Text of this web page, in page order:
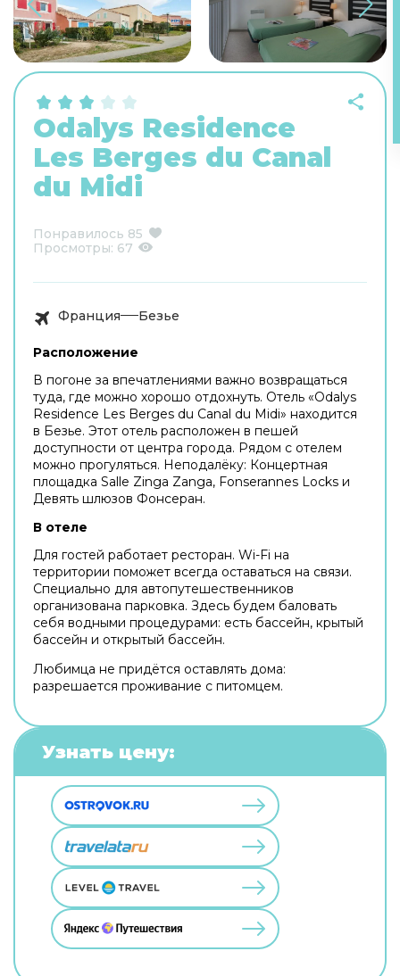
Odalys Residence
Les Berges du Canal
du Midi
Понравилось 85
Просмотры: 67
Франция Безье
Расположение
В погоне за впечатлениями важно возвращаться
туда, где можно хорошо отдохнуть. Отель «Odalys
Residence Les Berges du Canal du Midi» находится
в Безье. Этот отель расположен в пешей
доступности от центра города. Рядом с отелем
можно прогуляться. Неподалёку: Концертная
площадка Salle Zinga Zanga, Fonserannes Locks и
Девять шлюзов Фонсеран.
В отеле
Для гостей работает ресторан. Wi-Fi на
территории поможет всегда оставаться на связи.
Специально для автопутешественников
организована парковка. Здесь будем баловать
себя водными процедурами: есть бассейн, крытый
бассейн и открытый бассейн.
Любимца не придётся оставлять дома:
разрешается проживание с питомцем.
Узнать цену: